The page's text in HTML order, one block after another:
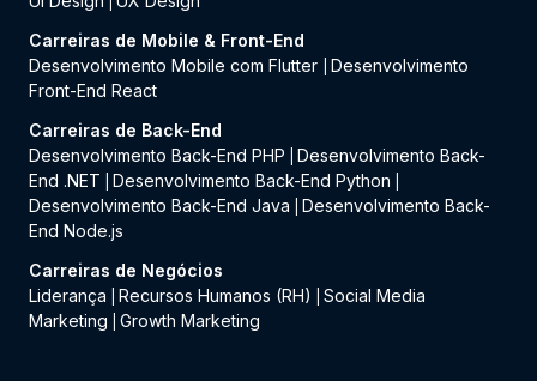
Carreiras de Mobile & Front-End
Desenvolvimento Mobile com Flutter
Desenvolvimento
Front-End React
Carreiras de Back-End
Desenvolvimento Back-End PHP
Desenvolvimento Back-
End .NET
Desenvolvimento Back-End Python
Desenvolvimento Back-End Java
Desenvolvimento Back-
End Node.js
Carreiras de Negócios
Liderança
Recursos Humanos (RH)
Social Media
Marketing
Growth Marketing